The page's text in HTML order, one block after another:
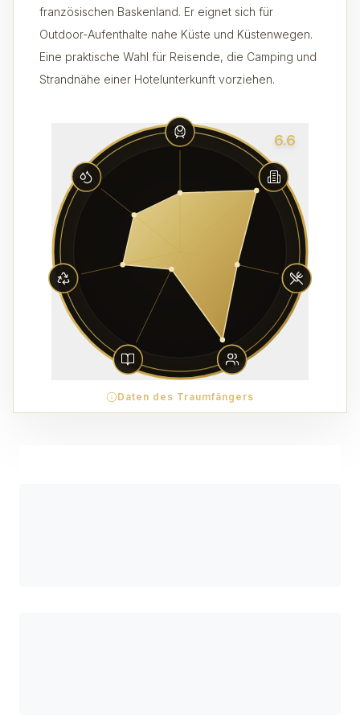
französischen Baskenland. Er eignet sich für
Outdoor-Aufenthalte nahe Küste und Küstenwegen.
Eine praktische Wahl für Reisende, die Camping und
Strandnähe einer Hotelunterkunft vorziehen.
6.6
Daten des Traumfängers